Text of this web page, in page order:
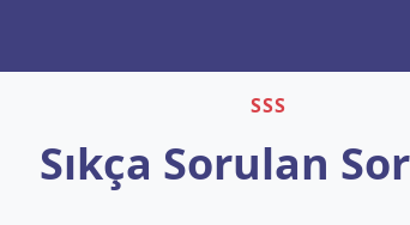
SSS
Sıkça Sorulan